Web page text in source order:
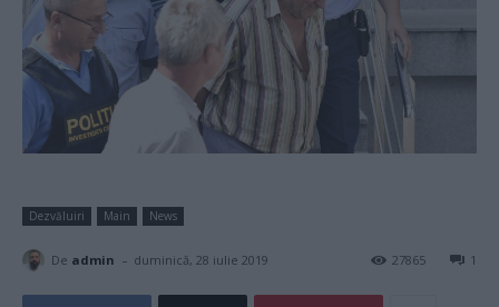
Dezvăluiri Main News
De admin - duminică, 28 iulie 2019 1
27865